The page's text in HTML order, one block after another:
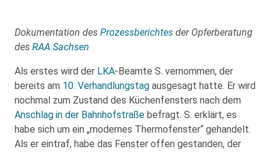
Dokumentation des Prozessberichtes der Opferberatung
des RAA Sachsen
Als erstes wird der LKA-Beamte S. vernommen, der
bereits am 10. Verhandlungstag ausgesagt hatte. Er wird
nochmal zum Zustand des Küchenfensters nach dem
Anschlag in der Bahnhofstraße befragt. S. erklärt, es
habe sich um ein „modernes Thermofenster“ gehandelt.
Als er eintraf, habe das Fenster offen gestanden, der